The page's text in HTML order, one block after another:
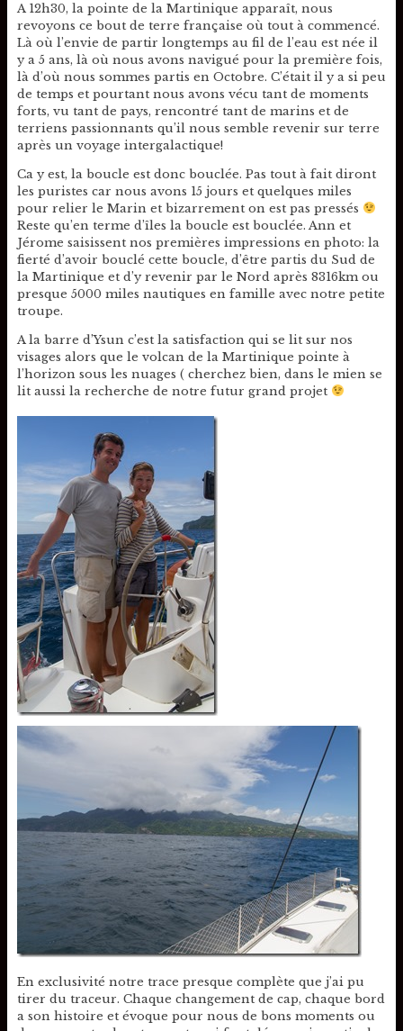
A 12h30, la pointe de la Martinique apparaît, nous
revoyons ce bout de terre française où tout à commencé.
Là où l’envie de partir longtemps au fil de l’eau est née il
y a 5 ans, là où nous avons navigué pour la première fois,
là d’où nous sommes partis en Octobre. C’était il y a si peu
de temps et pourtant nous avons vécu tant de moments
forts, vu tant de pays, rencontré tant de marins et de
terriens passionnants qu’il nous semble revenir sur terre
après un voyage intergalactique!
Ca y est, la boucle est donc bouclée. Pas tout à fait diront
les puristes car nous avons 15 jours et quelques miles
pour relier le Marin et bizarrement on est pas pressés
Reste qu’en terme d’îles la boucle est bouclée. Ann et
Jérome saisissent nos premières impressions en photo: la
fierté d’avoir bouclé cette boucle, d’être partis du Sud de
la Martinique et d’y revenir par le Nord après 8316km ou
presque 5000 miles nautiques en famille avec notre petite
troupe.
A la barre d’Ysun c’est la satisfaction qui se lit sur nos
visages alors que le volcan de la Martinique pointe à
l’horizon sous les nuages ( cherchez bien, dans le mien se
lit aussi la recherche de notre futur grand projet
En exclusivité notre trace presque complète que j’ai pu
tirer du traceur. Chaque changement de cap, chaque bord
a son histoire et évoque pour nous de bons moments ou